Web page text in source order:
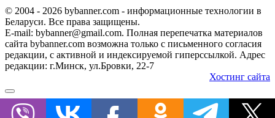
© 2004 - 2026 bybanner.com - информационные технологии в
Беларуси. Все права защищены.
E-mail: bybanner@gmail.com. Полная перепечатка материалов
сайта bybanner.com возможна только с письменного согласия
редакции, с активной и индексируемой гиперссылкой. Адрес
редакции: г.Минск, ул.Бровки, 22-7
Хостинг сайта